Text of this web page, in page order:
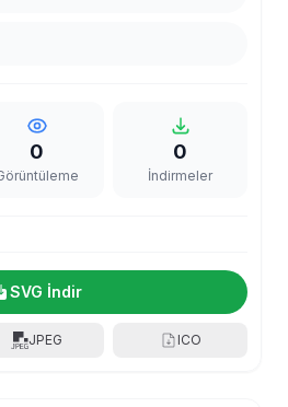
0 0
İndirmeler
SVG İndir
JPEG ICO